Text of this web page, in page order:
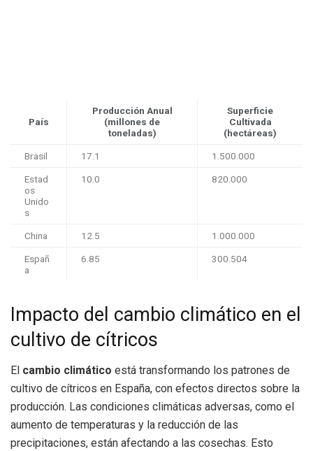
País
Producción Anual
(millones de
toneladas)
Superficie
Cultivada
(hectáreas)
Brasil 17.1 1.500.000
Estad
os
Unido
s
10.0 820.000
China 12.5 1.000.000
Españ
a
6.85 300.504
Impacto del cambio climático en el
cultivo de cítricos
El cambio climático está transformando los patrones de
cultivo de cítricos en España, con efectos directos sobre la
producción. Las condiciones climáticas adversas, como el
aumento de temperaturas y la reducción de las
precipitaciones, están afectando a las cosechas. Esto